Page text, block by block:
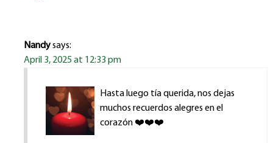
Nandysays:
April 3, 2025 at 12:33 pm
Hasta luego tía querida, nos dejas
muchos recuerdos alegres en el
corazón ❤️❤️❤️